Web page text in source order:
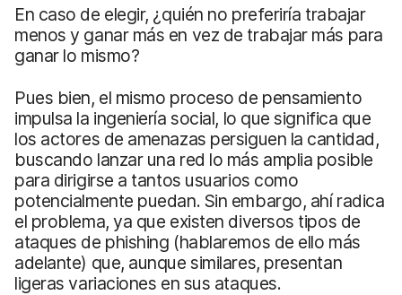
En caso de elegir, ¿quién no preferiría trabajar
menos y ganar más en vez de trabajar más para
ganar lo mismo?
Pues bien, el mismo proceso de pensamiento
impulsa la ingeniería social, lo que significa que
los actores de amenazas persiguen la cantidad,
buscando lanzar una red lo más amplia posible
para dirigirse a tantos usuarios como
potencialmente puedan. Sin embargo, ahí radica
el problema, ya que existen diversos tipos de
ataques de phishing (hablaremos de ello más
adelante) que, aunque similares, presentan
ligeras variaciones en sus ataques.